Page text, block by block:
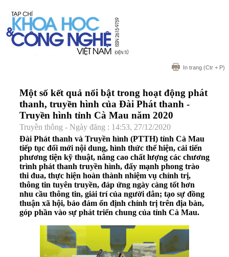
In trang (Ctr + P)
Một số kết quả nổi bật trong hoạt động phát
thanh, truyền hình của Đài Phát thanh -
Truyền hình tỉnh Cà Mau năm 2020
Truyền thông - Ngày đăng : 14:53, 27/12/2020
Đài Phát thanh và Truyền hình (PTTH) tỉnh Cà Mau
tiếp tục đổi mới nội dung, hình thức thể hiện, cải tiến
phương tiện kỹ thuật, nâng cao chất lượng các chương
trình phát thanh truyền hình, đẩy mạnh phong trào
thi đua, thực hiện hoàn thành nhiệm vụ chính trị,
thông tin tuyên truyền, đáp ứng ngày càng tốt hơn
nhu cầu thông tin, giải trí của người dân; tạo sự đồng
thuận xã hội, bảo đảm ổn định chính trị trên địa bàn,
góp phần vào sự phát triển chung của tỉnh Cà Mau.